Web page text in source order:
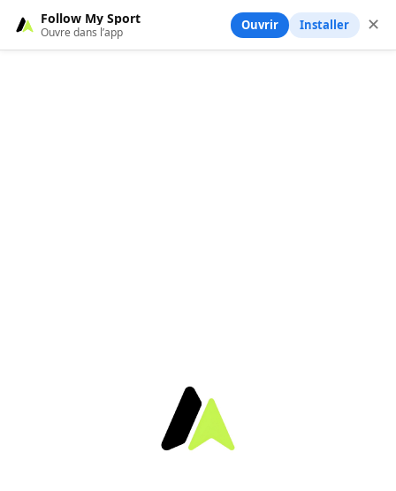
Follow My Sport
Ouvre dans l’app Ouvrir Installer ✕